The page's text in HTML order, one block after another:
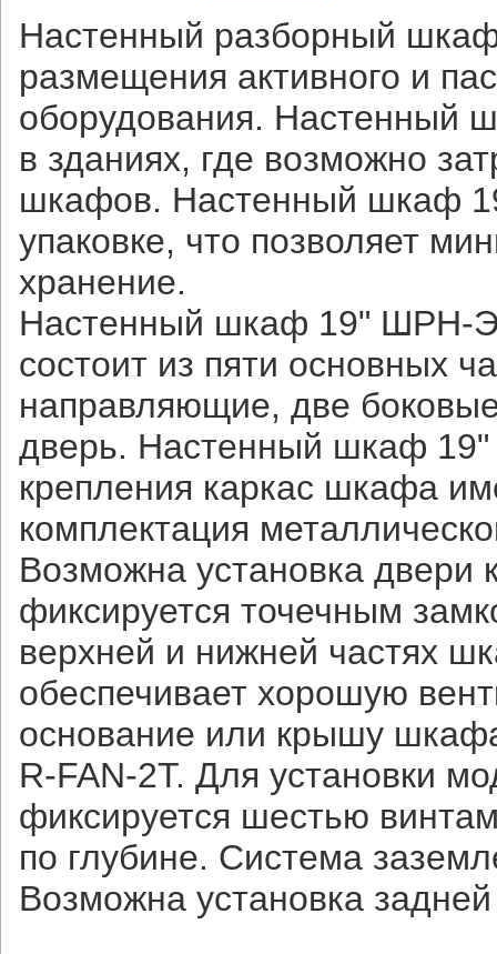
Настенный разборный
размещения активного и
оборудования. Настенный
в зданиях, где возможно
шкафов. Настенный шкаф
упаковке, что позволяет
хранение.
Настенный шкаф 19" ШРН-Э
состоит из пяти основных
направляющие, две
дверь. Настенный шкаф 19"
крепления каркас шкафа
комплектация
Возможна установка двери
фиксируется точечным
верхней и нижней частях
обеспечивает хорошую
основание или крышу
R-FAN-2T. Для установки
фиксируется шестью
по глубине. Система
Возможна установка